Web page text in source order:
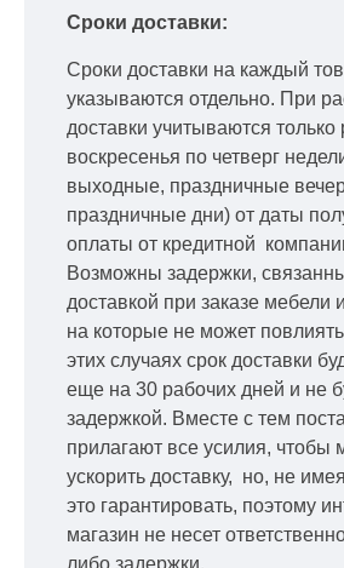
Сроки доставки:
Сроки доставки на каждый
указываются отдельно. При
доставки учитываются только
воскресенья по четверг
выходные, праздничные
праздничные дни) от даты
оплаты от кредитной
Возможны задержки,
доставкой при заказе мебели
на которые не может
этих случаях срок доставки
еще на 30 рабочих дней и не
задержкой. Вместе с тем
прилагают все усилия, чтобы
ускорить доставку, но, не
это гарантировать, поэтому
магазин не несет
либо задержки.